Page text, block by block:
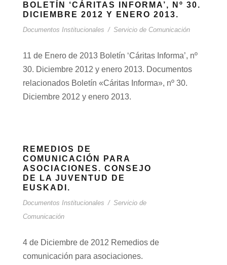
BOLETÍN ‘CÁRITAS INFORMA’, Nº 30.
DICIEMBRE 2012 Y ENERO 2013.
Documentos Institucionales / Servicio de Comunicación
11 de Enero de 2013 Boletín ‘Cáritas Informa’, nº
30. Diciembre 2012 y enero 2013. Documentos
relacionados Boletín «Cáritas Informa», nº 30.
Diciembre 2012 y enero 2013.
REMEDIOS DE
COMUNICACIÓN PARA
ASOCIACIONES. CONSEJO
DE LA JUVENTUD DE
EUSKADI.
Documentos Institucionales / Servicio de
Comunicación
4 de Diciembre de 2012 Remedios de
comunicación para asociaciones.